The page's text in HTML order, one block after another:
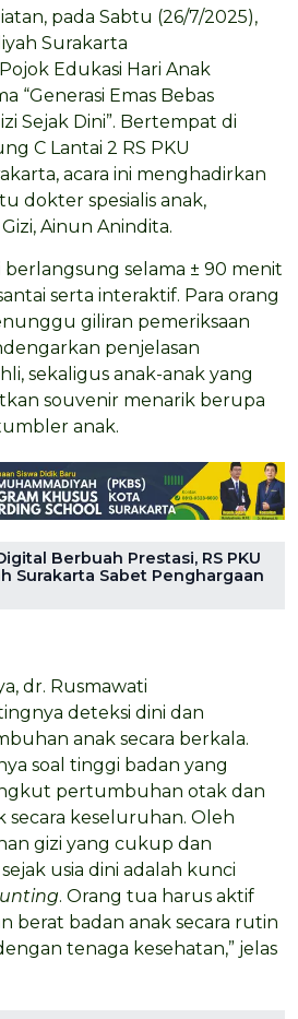
pada Sabtu (26/7/2025),
Surakarta
Edukasi Hari Anak
“Generasi Emas Bebas
Sejak Dini”. Bertempat di
C Lantai 2 RS PKU
acara ini menghadirkan
dokter spesialis anak,
Ainun Anindita.
berlangsung selama ± 90 menit
serta interaktif. Para orang
giliran pemeriksaan
penjelasan
sekaligus anak-anak yang
souvenir menarik berupa
anak.
Berbuah Prestasi, RS PKU
Surakarta Sabet Penghargaan
dr. Rusmawati
deteksi dini dan
anak secara berkala.
soal tinggi badan yang
pertumbuhan otak dan
secara keseluruhan. Oleh
gizi yang cukup dan
usia dini adalah kunci
. Orang tua harus aktif
berat badan anak secara rutin
tenaga kesehatan,” jelas